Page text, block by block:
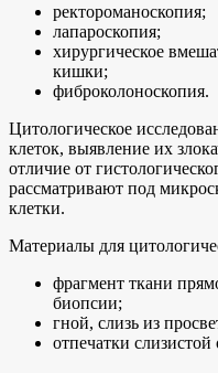
ректороманоскопия;
лапароскопия;
хирургическое
кишки;
фиброколоноскопия.
Цитологическое
клеток, выявление их
отличие от
рассматривают под
клетки.
Материалы для
фрагмент ткани
биопсии;
гной, слизь из
отпечатки